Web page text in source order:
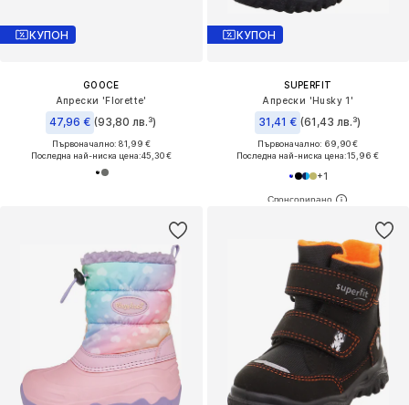
КУПОН
GOOCE
Апрески 'Florette'
47,96 € (93,80 лв.³)
Първоначално: 81,99 €
Последна най-ниска цена:45,30 €
КУПОН
SUPERFIT
Апрески 'Husky 1'
31,41 € (61,43 лв.³)
Първоначално: 69,90 €
Последна най-ниска цена:15,96 €
+1